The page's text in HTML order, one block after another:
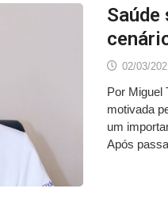
Saúde
02/03/
Por Miguel
motivada
um
Após